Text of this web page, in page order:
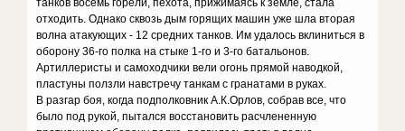
танков восемь горели, пехота, прижимаясь к земле, стала
отходить. Однако сквозь дым горящих машин уже шла вторая
волна атакующих - 12 средних танков. Им удалось вклиниться в
оборону 36-го полка на стыке 1-го и 3-го батальонов.
Артиллеристы и самоходчики вели огонь прямой наводкой,
пластуны ползли навстречу танкам с гранатами в руках.
В разгар боя, когда подполковник А.К.Орлов, собрав все, что
было под рукой, пытался восстановить расчлененную